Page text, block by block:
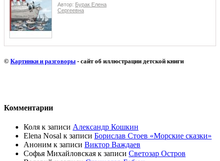
Автор: Бурак Елена
Сергеевна
© Картинки и разговоры - сайт об иллюстрации детской книги
Комментарии
Коля к записи Александр Кошкин
Elena Nosal к записи Борислав Стоев «Морские сказки»
Аноним к записи Виктор Важдаев
Софья Михайловская к записи Светозар Остров